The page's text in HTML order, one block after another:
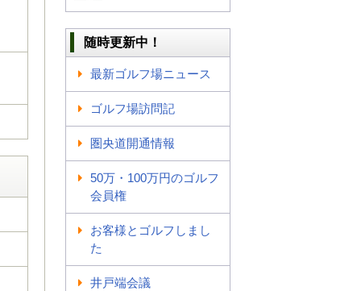
随時更新中！
最新ゴルフ場ニュース
ゴルフ場訪問記
圏央道開通情報
50万・100万円のゴルフ
会員権
お客様とゴルフしまし
た
井戸端会議